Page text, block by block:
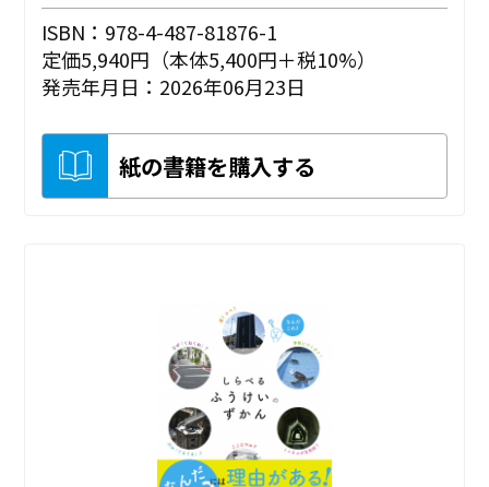
ISBN：978-4-487-81876-1
定価5,940円（本体5,400円＋税10%）
発売年月日：2026年06月23日
紙の書籍を購入する